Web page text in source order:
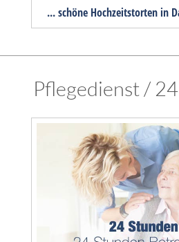
... schöne Hochzeitstorten in
Pflegedienst /